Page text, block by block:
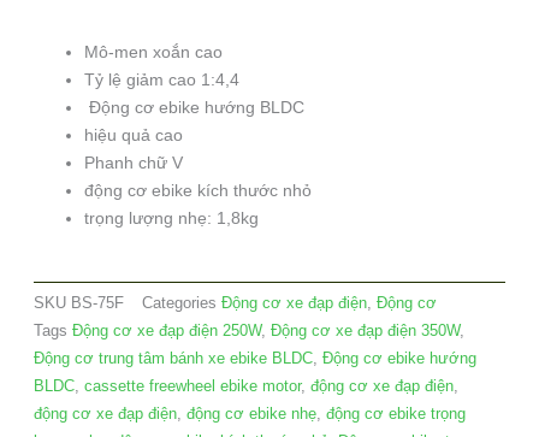
Mô-men xoắn cao
Tỷ lệ giảm cao 1:4,4
Động cơ ebike hướng BLDC
hiệu quả cao
Phanh chữ V
động cơ ebike kích thước nhỏ
trọng lượng nhẹ: 1,8kg
SKU BS-75F Categories Động cơ xe đạp điện, Động cơ
Tags Động cơ xe đạp điện 250W, Động cơ xe đạp điện 350W,
Động cơ trung tâm bánh xe ebike BLDC, Động cơ ebike hướng
BLDC, cassette freewheel ebike motor, động cơ xe đạp điện,
động cơ xe đạp điện, động cơ ebike nhẹ, động cơ ebike trọng